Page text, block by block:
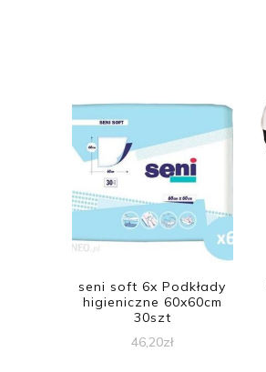
seni soft 6x Podkłady
higieniczne 60x60cm
30szt
46,20zł